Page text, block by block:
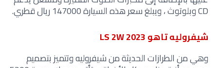
CD وبلوتوث ، ويبلغ سعر هذه السيارة 147000 ريال قطري.
شيفروليه تاهو LS 2W 2023
وهي من الطرازات الحديثة من شيفروليه وتتميز بتصميم